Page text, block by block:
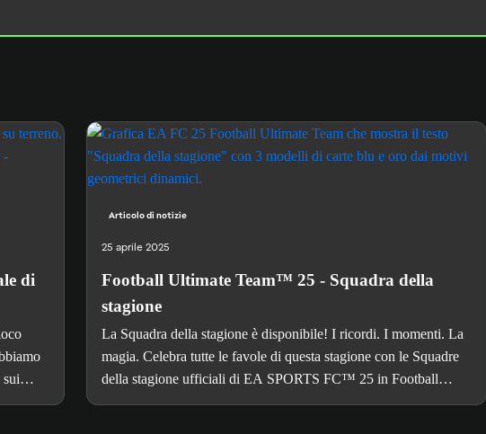
di
e la
Articolo di notizie
25 aprile 2025
Football Ultimate Team™ 25 - Squadra della
stagione
La Squadra della stagione è disponibile! I ricordi. I momenti. La
magia. Celebra tutte le favole di questa stagione con le Squadre
della stagione ufficiali di EA SPORTS FC™ 25 in Football
Ultimate Team™.